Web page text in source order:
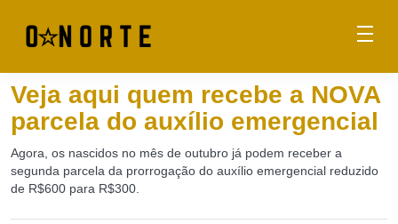
Veja aqui quem recebe a NOVA
parcela do auxílio emergencial
Agora, os nascidos no mês de outubro já podem receber a
segunda parcela da prorrogação do auxílio emergencial reduzido
de R$600 para R$300.